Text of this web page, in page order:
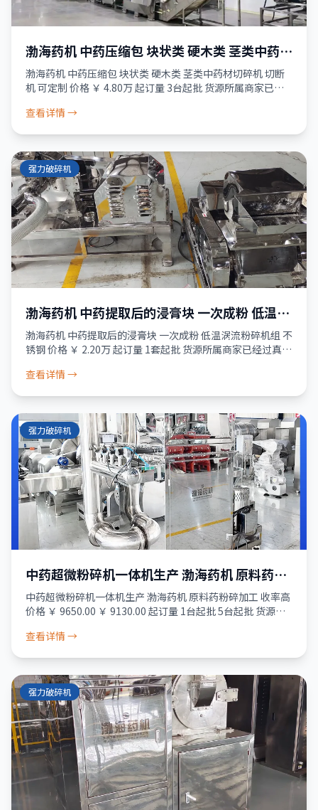
渤海药机 中药压缩包 块状类 硬木类 茎类中药材
切碎机 切断机 可定制
渤海药机 中药压缩包 块状类 硬木类 茎类中药材切碎机 切断
机 可定制 价格 ￥ 4.80万 起订量 3台起批 货源所属商家已经
发货
查看详情 →
强力破碎机
渤海药机 中药提取后的浸膏块 一次成粉 低温涡
流粉碎机组 不锈钢
渤海药机 中药提取后的浸膏块 一次成粉 低温涡流粉碎机组 不
锈钢 价格 ￥ 2.20万 起订量 1套起批 货源所属商家已经过真实
发货
查看详情 →
强力破碎机
中药超微粉碎机一体机生产 渤海药机 原料药粉
碎加工 收率高
中药超微粉碎机一体机生产 渤海药机 原料药粉碎加工 收率高
价格 ￥ 9650.00 ￥ 9130.00 起订量 1台起批 5台起批 货源所
查看详情 →
强力破碎机